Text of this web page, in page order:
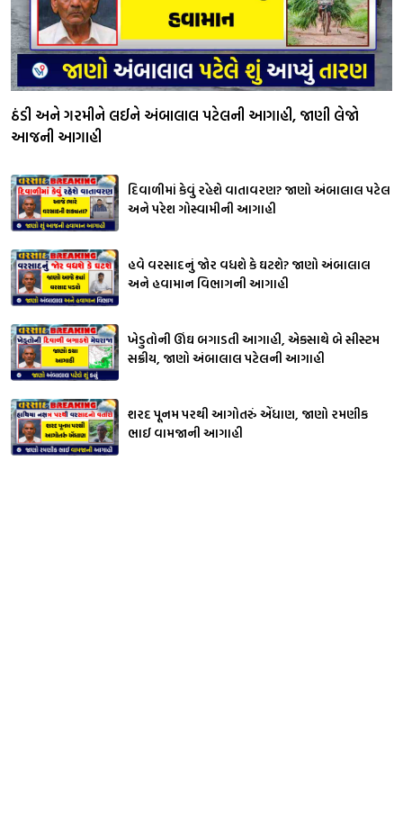
ઠંડી અને ગરમીને લઈને અંબાલાલ પટેલની આગાહી, જાણી લેજો
આજની આગાહી
દિવાળીમાં કેવું રહેશે વાતાવરણ? જાણો અંબાલાલ પટેલ
અને પરેશ ગોસ્વામીની આગાહી
હવે વરસાદનું જોર વધશે કે ઘટશે? જાણો અંબાલાલ
અને હવામાન વિભાગની આગાહી
ખેડુતોની ઊંઘ બગાડતી આગાહી, એકસાથે બે સીસ્ટમ
સક્રીય, જાણો અંબાલાલ પટેલની આગાહી
શરદ પૂનમ પરથી આગોતરું એંધાણ, જાણો રમણીક
ભાઈ વામજાની આગાહી